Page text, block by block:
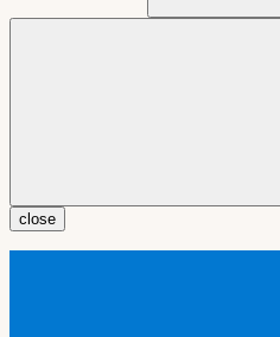
close